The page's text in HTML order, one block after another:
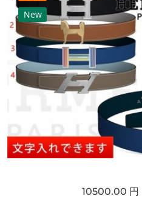
New
10500.00 円